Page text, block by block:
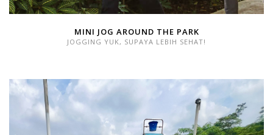
MINI JOG AROUND THE PARK
JOGGING YUK, SUPAYA LEBIH SEHAT!